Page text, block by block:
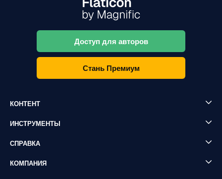
Доступ для авторов
Стань Премиум
КОНТЕНТ
ИНСТРУМЕНТЫ
СПРАВКА
КОМПАНИЯ